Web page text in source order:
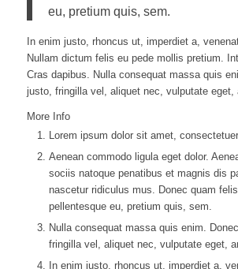
eu, pretium quis, sem.
In enim justo, rhoncus ut, imperdiet a,
Nullam dictum felis eu pede mollis pretium.
Cras dapibus. Nulla consequat massa quis
justo, fringilla vel, aliquet nec, vulputate eget,
More Info
Lorem ipsum dolor sit amet,
Aenean commodo ligula eget dolor.
sociis natoque penatibus et magnis dis
nascetur ridiculus mus. Donec quam
pellentesque eu, pretium quis, sem.
Nulla consequat massa quis enim.
fringilla vel, aliquet nec, vulputate eget,
In enim justo, rhoncus ut, imperdiet a,